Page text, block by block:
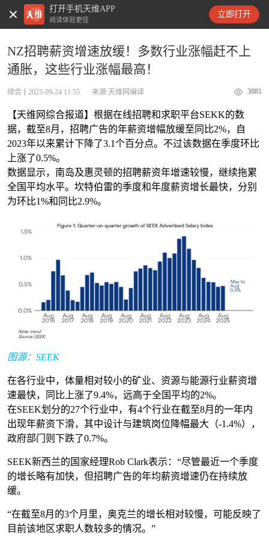
打开手机天维APP
阅读体验更佳
立即打开
天维新闻
NZ招聘薪资增速放缓！多数行业涨幅赶不上
通胀，这些行业涨幅最高！
综合 2025-09-24 11:55 来源:天维网编译 3081
【天维网综合报道】根据在线招聘和求职平台SEKK的数
据，截至8月，招聘广告的年薪资增幅放缓至同比2%，自
2023年以来累计下降了3.1个百分点。不过该数据在季度环比
上涨了0.5%。
数据显示，南岛及惠灵顿的招聘薪资年增速较慢，继续拖累
全国平均水平。坎特伯雷的季度和年度薪资增长最快，分别
为环比1%和同比2.9%。
图源：SEEK
在各行业中，体量相对较小的矿业、资源与能源行业薪资增
速最快，同比上涨了9.4%，远高于全国平均的2%。
在SEEK划分的27个行业中，有4个行业在截至8月的一年内
出现年薪资下滑，其中设计与建筑岗位降幅最大（-1.4%），
政府部门则下跌了0.7%。
SEEK新西兰的国家经理Rob Clark表示：“尽管最近一个季度
的增长略有加快，但招聘广告的年均薪资增速仍在持续放
缓。
“在截至8月的3个月里，奥克兰的增长相对较慢，可能反映了
目前该地区求职人数较多的情况。”